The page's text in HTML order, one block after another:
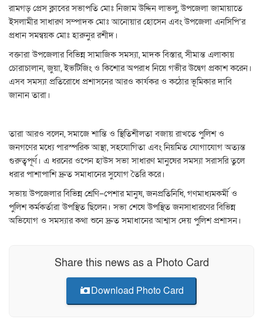
রামগড় প্রেস ক্লাবের সভাপতি মোঃ নিজাম উদ্দিন লাভলু, উপজেলা জামায়াতে
ইসলামীর সাধারণ সম্পাদক মোঃ আনোয়ার হোসেন এবং উপজেলা এনসিপি’র
প্রধান সমন্বয়ক মোঃ হারুনুর রশীদ।
বক্তারা উপজেলার বিভিন্ন সামাজিক সমস্যা, মাদক বিস্তার, সীমান্ত এলাকায়
চোরাচালান, জুয়া, ইভটিজিং ও কিশোর অপরাধ নিয়ে গভীর উদ্বেগ প্রকাশ করেন।
এসব সমস্যা প্রতিরোধে প্রশাসনের আরও কার্যকর ও কঠোর ভূমিকার দাবি
জানান তারা।
তারা আরও বলেন, সমাজে শান্তি ও স্থিতিশীলতা বজায় রাখতে পুলিশ ও
জনগণের মধ্যে পারস্পরিক আস্থা, সহযোগিতা এবং নিয়মিত যোগাযোগ অত্যন্ত
গুরুত্বপূর্ণ। এ ধরনের ওপেন হাউস সভা সাধারণ মানুষের সমস্যা সরাসরি তুলে
ধরার পাশাপাশি দ্রুত সমাধানের সুযোগ তৈরি করে।
সভায় উপজেলার বিভিন্ন শ্রেণি–পেশার মানুষ, জনপ্রতিনিধি, গণমাধ্যমকর্মী ও
পুলিশ কর্মকর্তারা উপস্থিত ছিলেন। সভা শেষে উপস্থিত জনসাধারণের বিভিন্ন
অভিযোগ ও সমস্যার কথা শুনে দ্রুত সমাধানের আশ্বাস দেয় পুলিশ প্রশাসন।
Share this news as a Photo Card
Download Photo Card